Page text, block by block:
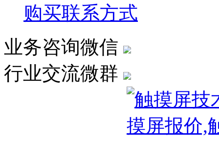
购买联系方式
业务咨询微信
行业交流微群